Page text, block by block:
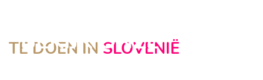
BEKIJK ONZE
TE DOEN IN SLOVENIË